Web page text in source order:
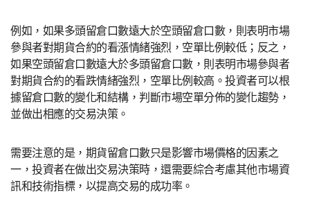
例如，如果多頭留倉口數遠大於空頭留倉口數，則表明市場
參與者對期貨合約的看漲情緒強烈，空單比例較低；反之，
如果空頭留倉口數遠大於多頭留倉口數，則表明市場參與者
對期貨合約的看跌情緒強烈，空單比例較高。投資者可以根
據留倉口數的變化和結構，判斷市場空單分佈的變化趨勢，
並做出相應的交易決策。
需要注意的是，期貨留倉口數只是影響市場價格的因素之
一，投資者在做出交易決策時，還需要綜合考慮其他市場資
訊和技術指標，以提高交易的成功率。